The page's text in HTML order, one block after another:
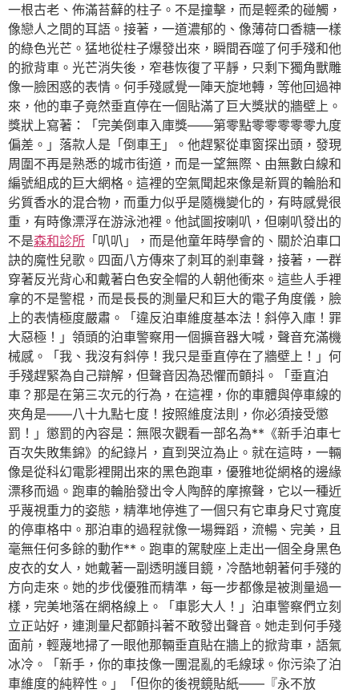
一根古老、佈滿苔蘚的柱子。不是撞擊，而是輕柔的碰觸，
像戀人之間的耳語。接著，一道濃郁的、像薄荷口香糖一樣
的綠色光芒。猛地從柱子爆發出來，瞬間吞噬了何手殘和他
的掀背車。光芒消失後，窄巷恢復了平靜，只剩下獨角獸雕
像一臉困惑的表情。何手殘感覺一陣天旋地轉，等他回過神
來，他的車子竟然垂直停在一個貼滿了巨大獎狀的牆壁上。
獎狀上寫著：「完美倒車入庫獎——第零點零零零零零九度
偏差。」落款人是「倒車王」。他趕緊從車窗探出頭，發現
周圍不再是熟悉的城市街道，而是一望無際、由無數白線和
編號組成的巨大網格。這裡的空氣聞起來像是新買的輪胎和
劣質香水的混合物，而重力似乎是隨機變化的，有時感覺很
重，有時像漂浮在游泳池裡。他試圖按喇叭，但喇叭發出的
不是森和診所 「叭叭」，而是他童年時學會的、關於泊車口
訣的魔性兒歌。四面八方傳來了刺耳的剎車聲，接著，一群
穿著反光背心和戴著白色安全帽的人朝他衝來。這些人手裡
拿的不是警棍，而是長長的測量尺和巨大的電子角度儀，臉
上的表情極度嚴肅。「違反泊車維度基本法！斜停入庫！罪
大惡極！」領頭的泊車警察用一個擴音器大喊，聲音充滿機
械感。「我、我沒有斜停！我只是垂直停在了牆壁上！」何
手殘趕緊為自己辯解，但聲音因為恐懼而顫抖。「垂直泊
車？那是在第三次元的行為，在這裡，你的車體與停車線的
夾角是——八十九點七度！按照維度法則，你必須接受懲
罰！」懲罰的內容是：無限次觀看一部名為**《新手泊車七
百次失敗集錦》的紀錄片，直到哭泣為止。就在這時，一輛
像是從科幻電影裡開出來的黑色跑車，優雅地從網格的邊緣
漂移而過。跑車的輪胎發出令人陶醉的摩擦聲，它以一種近
乎蔑視重力的姿態，精準地停進了一個只有它車身尺寸寬度
的停車格中。那泊車的過程就像一場舞蹈，流暢、完美，且
毫無任何多餘的動作**。跑車的駕駛座上走出一個全身黑色
皮衣的女人，她戴著一副透明護目鏡，冷酷地朝著何手殘的
方向走來。她的步伐優雅而精準，每一步都像是被測量過一
樣，完美地落在網格線上。「車影大人！」泊車警察們立刻
立正站好，連測量尺都顫抖著不敢發出聲音。她走到何手殘
面前，輕蔑地掃了一眼他那輛垂直貼在牆上的掀背車，語氣
冰冷。「新手，你的車技像一團混亂的毛線球。你污染了泊
車維度的純粹性。」「但你的後視鏡貼紙——『永不放